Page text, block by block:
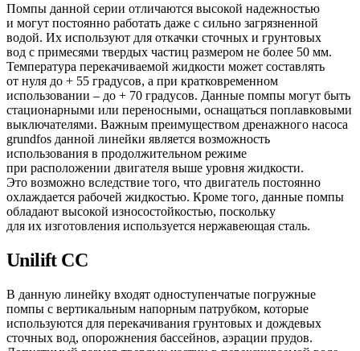
Помпы данной серии отличаются высокой надежностью
и могут постоянно работать даже с сильно загрязненной
водой. Их используют для откачки сточных и грунтовых
вод с примесями твердых частиц размером не более 50 мм.
Температура перекачиваемой жидкости может составлять
от нуля до + 55 градусов, а при кратковременном
использовании – до + 70 градусов. Данные помпы могут быть
стационарными или переносными, оснащаться поплавковыми
выключателями. Важным преимуществом дренажного насоса
grundfos данной линейки является возможность
использования в продолжительном режиме
при расположении двигателя выше уровня жидкости.
Это возможно вследствие того, что двигатель постоянно
охлаждается рабочей жидкостью. Кроме того, данные помпы
обладают высокой износостойкостью, поскольку
для их изготовления используется нержавеющая сталь.
Unilift CC
В данную линейку входят одноступенчатые погружные
помпы с вертикальным напорным патрубком, которые
используются для перекачивания грунтовых и дождевых
сточных вод, опорожнения бассейнов, аэрации прудов.